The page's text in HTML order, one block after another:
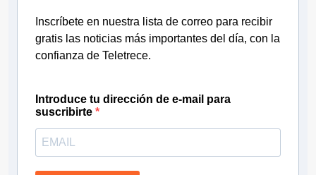
Inscríbete en nuestra lista de correo para recibir
gratis las noticias más importantes del día, con la
confianza de Teletrece.
Introduce tu dirección de e-mail para
suscribirte